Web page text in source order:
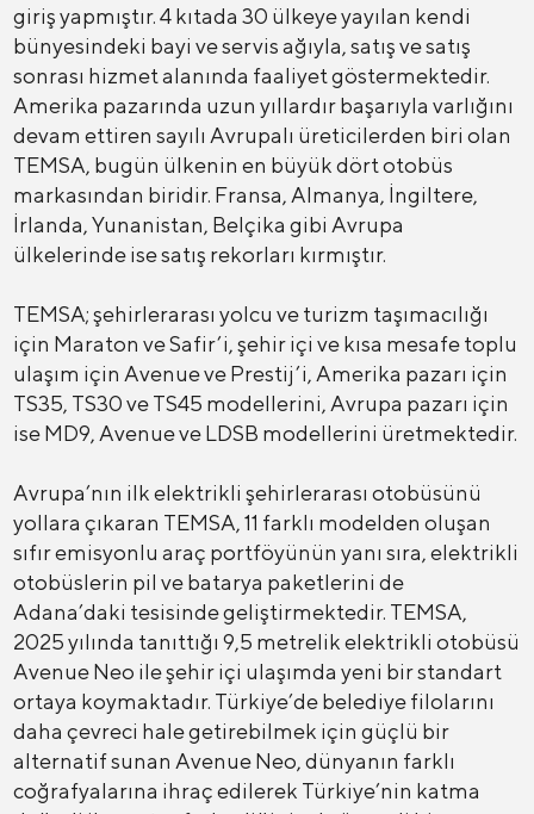
giriş yapmıştır. 4 kıtada 30 ülkeye yayılan kendi
bünyesindeki bayi ve servis ağıyla, satış ve satış
sonrası hizmet alanında faaliyet göstermektedir.
Amerika pazarında uzun yıllardır başarıyla varlığını
devam ettiren sayılı Avrupalı üreticilerden biri olan
TEMSA, bugün ülkenin en büyük dört otobüs
markasından biridir. Fransa, Almanya, İngiltere,
İrlanda, Yunanistan, Belçika gibi Avrupa
ülkelerinde ise satış rekorları kırmıştır.
TEMSA; şehirlerarası yolcu ve turizm taşımacılığı
için Maraton ve Safir’i, şehir içi ve kısa mesafe toplu
ulaşım için Avenue ve Prestij’i, Amerika pazarı için
TS35, TS30 ve TS45 modellerini, Avrupa pazarı için
ise MD9, Avenue ve LDSB modellerini üretmektedir.
Avrupa’nın ilk elektrikli şehirlerarası otobüsünü
yollara çıkaran TEMSA, 11 farklı modelden oluşan
sıfır emisyonlu araç portföyünün yanı sıra, elektrikli
otobüslerin pil ve batarya paketlerini de
Adana’daki tesisinde geliştirmektedir. TEMSA,
2025 yılında tanıttığı 9,5 metrelik elektrikli otobüsü
Avenue Neo ile şehir içi ulaşımda yeni bir standart
ortaya koymaktadır. Türkiye’de belediye filolarını
daha çevreci hale getirebilmek için güçlü bir
alternatif sunan Avenue Neo, dünyanın farklı
coğrafyalarına ihraç edilerek Türkiye’nin katma